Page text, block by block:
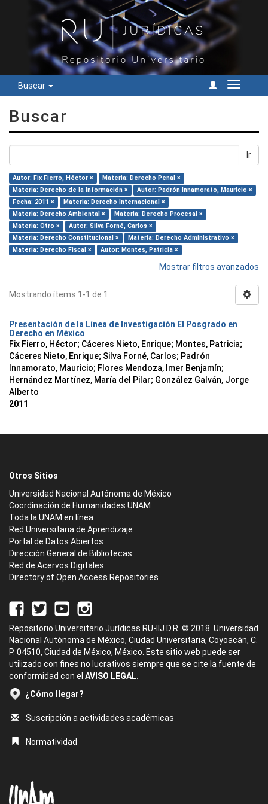
Buscar
Cambiar
Buscar
Ir
Autor: Fix Fierro, Héctor ×
Materia: Derecho Penal ×
Materia: Derecho de la Información ×
Autor: Padrón Innamorato, Mauricio ×
Fecha: 2011 ×
Materia: Derecho Internacional ×
Materia: Derecho Ambiental ×
Materia: Derecho Procesal ×
Materia: Otro ×
Autor: Silva Forné, Carlos ×
Materia: Derecho Constitucional ×
Materia: Derecho Administrativo ×
Materia: Derecho Fiscal ×
Autor: Montes, Patricia ×
Mostrar filtros avanzados
Mostrando ítems 1-1 de 1
Presentación de la Línea de Investigación El Posgrado en
Derecho en México
Fix Fierro, Héctor; Cáceres Nieto, Enrique; Montes, Patricia;
Cáceres Nieto, Enrique; Silva Forné, Carlos; Padrón
Innamorato, Mauricio; Flores Mendoza, Imer Benjamín;
Hernández Martínez, María del Pilar; González Galván, Jorge
Alberto
2011
Otros Sitios
Universidad Nacional Autónoma de México
Coordinación de Humanidades UNAM
Toda la UNAM en línea
Red Universitaria de Aprendizaje
Portal de Datos Abiertos
Dirección General de Bibliotecas
Red de Acervos Digitales
Directory of Open Access Repositories
Repositorio Universitario Jurídicas RU-IIJ D.R. © 2018. Universidad
Nacional Autónoma de México, Ciudad Universitaria, Coyoacán, C.
P. 04510, Ciudad de México, México. Este sitio web puede ser
utilizado con fines no lucrativos siempre que se cite la fuente de
conformidad con el AVISO LEGAL.
¿Cómo llegar?
Suscripción a actividades académicas
Normatividad